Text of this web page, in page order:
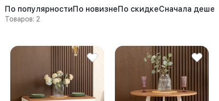
По популярностиПо новизнеПо скидкеСначала
Товаров: 2